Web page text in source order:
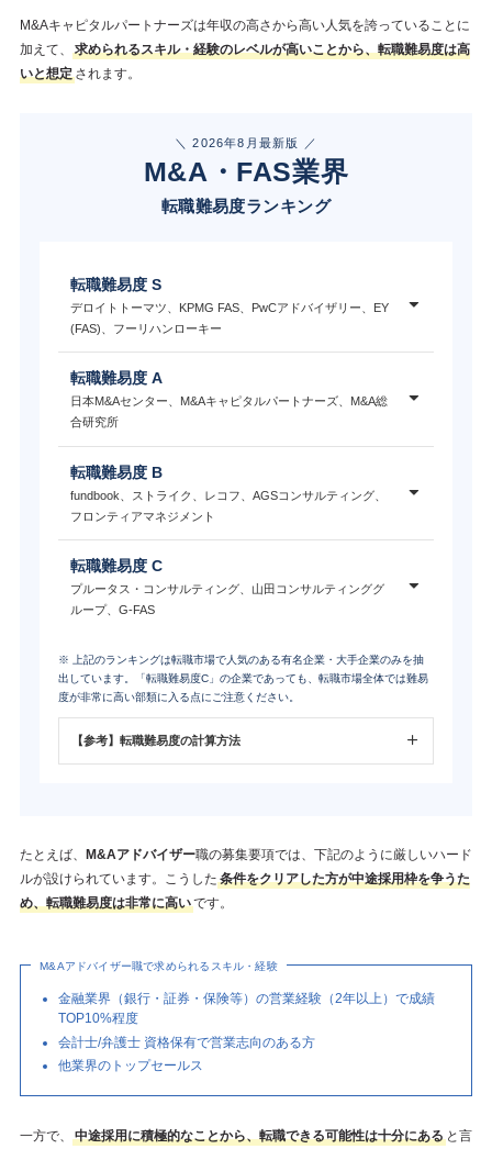
M&Aキャピタルパートナーズは年収の高さから高い人気を誇っていることに
加えて、
求められるスキル・経験のレベルが高いことから、転職難易度は高
いと想定されます。
＼ 2026年8月最新版 ／
M&A・FAS業界
転職難易度ランキング
転職難易度 S
デロイトトーマツ、KPMG FAS、PwCアドバイザリー、EY
(FAS)、フーリハンローキー
転職難易度 A
日本M&Aセンター、M&Aキャピタルパートナーズ、M&A総
合研究所
転職難易度 B
fundbook、ストライク、レコフ、AGSコンサルティング、
フロンティアマネジメント
転職難易度 C
プルータス・コンサルティング、山田コンサルティンググ
ループ、G-FAS
※ 上記のランキングは転職市場で人気のある有名企業・大手企業のみを抽
出しています。「転職難易度C」の企業であっても、転職市場全体では難易
度が非常に高い部類に入る点にご注意ください。
【参考】転職難易度の計算方法
たとえば、 M&Aアドバイザー職の募集要項では、下記のように厳しいハード
ルが設けられています。こうした 条件をクリアした方が中途採用枠を争うた
め、転職難易度は非常に高いです。
M&Aアドバイザー職で求められるスキル・経験
金融業界（銀行・証券・保険等）の営業経験（2年以上）で成績
TOP10%程度
会計士/弁護士 資格保有で営業志向のある方
他業界のトップセールス
一方で、 中途採用に積極的なことから、転職できる可能性は十分にある と言